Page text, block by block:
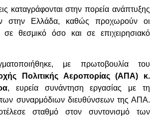
καταγράφονται στην πορεία ανάπτυξης
στην Ελλάδα, καθώς προχωρούν οι
σε θεσμικό όσο και σε επιχειρησιακό
με πρωτοβουλία του
Πολιτικής Αεροπορίας (ΑΠΑ) κ.
, ευρεία συνάντηση εργασίας με τη
συναρμόδιων διευθύνσεων της ΑΠΑ.
σταθμό στον συντονισμό των